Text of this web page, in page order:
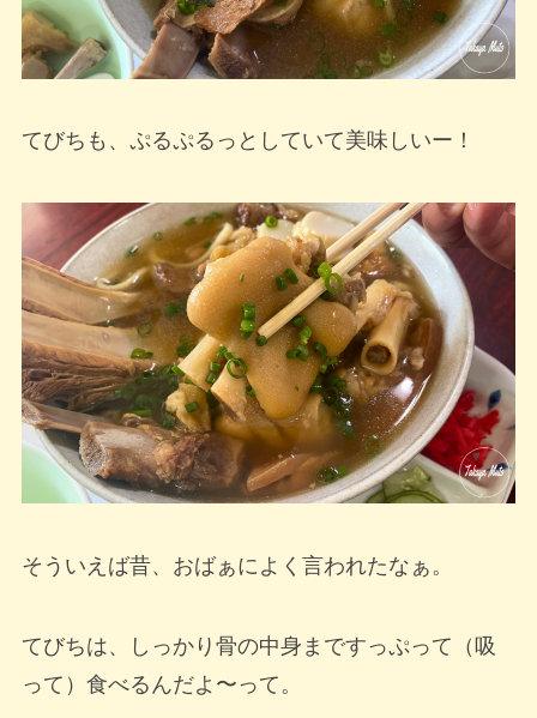
てびちも、ぷるぷるっとしていて美味しいー！
そういえば昔、おばぁによく言われたなぁ。
てびちは、しっかり骨の中身まですっぷって（吸
って）食べるんだよ〜って。